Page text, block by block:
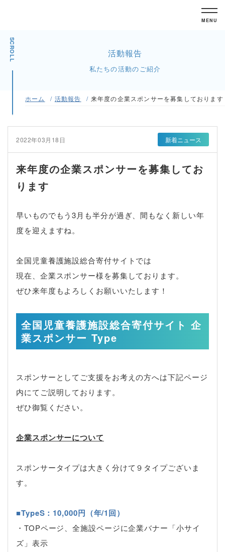
MENU
SCROLL 活動報告
私たちの活動のご紹介
ホーム 活動報告 来年度の企業スポンサーを募集しております
2022年03月18日 新着ニュース
来年度の企業スポンサーを募集してお
ります
早いものでもう3月も半分が過ぎ、間もなく新しい年
度を迎えますね。
全国児童養護施設総合寄付サイトでは
現在、企業スポンサー様を募集しております。
ぜひ来年度もよろしくお願いいたします！
全国児童養護施設総合寄付サイト 企
業スポンサー Type
スポンサーとしてご支援をお考えの方へは下記ページ
内にてご説明しております。
ぜひ御覧ください。
企業スポンサーについて
スポンサータイプは大きく分けて９タイプございま
す。
■TypeS：10,000円（年/1回）
・TOPページ、全施設ページに企業バナー「小サイ
ズ」表示